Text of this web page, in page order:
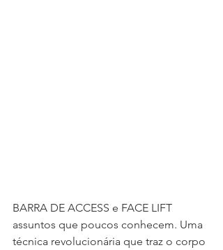
BARRA DE ACCESS e FACE LIFT
assuntos que poucos conhecem. Uma
técnica revolucionária que traz o corpo